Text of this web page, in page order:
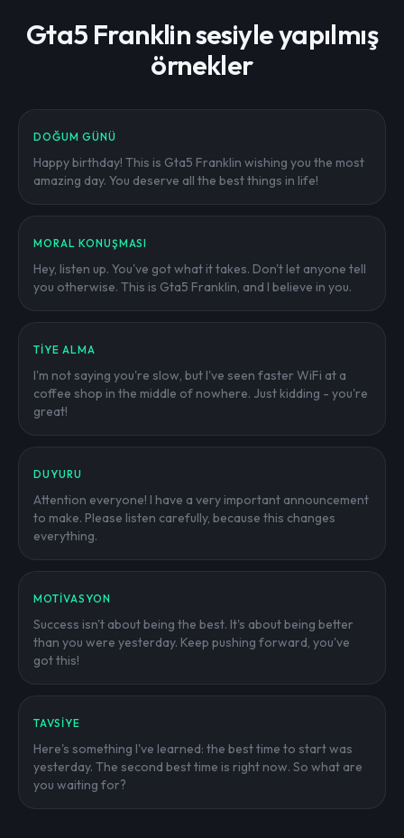
Gta5 Franklin sesiyle yapılmış
örnekler
DOĞUM GÜNÜ
Happy birthday! This is Gta5 Franklin wishing you the most
amazing day. You deserve all the best things in life!
MORAL KONUŞMASI
Hey, listen up. You've got what it takes. Don't let anyone tell
you otherwise. This is Gta5 Franklin, and I believe in you.
TIYE ALMA
I'm not saying you're slow, but I've seen faster WiFi at a
coffee shop in the middle of nowhere. Just kidding - you're
great!
DUYURU
Attention everyone! I have a very important announcement
to make. Please listen carefully, because this changes
everything.
MOTIVASYON
Success isn't about being the best. It's about being better
than you were yesterday. Keep pushing forward, you've
got this!
TAVSIYE
Here's something I've learned: the best time to start was
yesterday. The second best time is right now. So what are
you waiting for?